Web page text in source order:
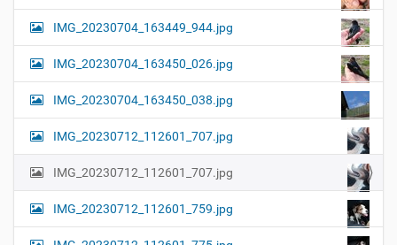
IMG_20230704_163449_944.jpg
IMG_20230704_163450_026.jpg
IMG_20230704_163450_038.jpg
IMG_20230712_112601_707.jpg
IMG_20230712_112601_707.jpg
IMG_20230712_112601_759.jpg